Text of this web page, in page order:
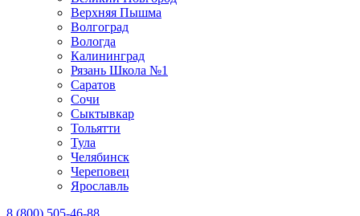
Верхняя Пышма
Волгоград
Вологда
Калининград
Рязань Школа №1
Саратов
Сочи
Сыктывкар
Тольятти
Тула
Челябинск
Череповец
Ярославль
8 (800) 505-46-88